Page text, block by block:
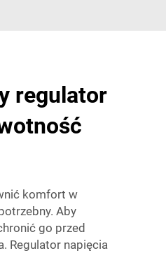
regulator
komfort w
Aby
go przed
Regulator napięcia